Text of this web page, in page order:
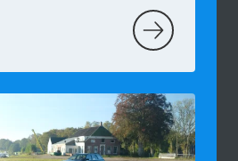
MEER OVER